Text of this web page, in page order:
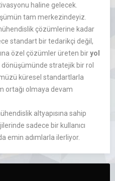
haline gelecek.
tam merkezindeyiz.
çözümlerine kadar
standart bir tedarikçi değil,
özel çözümler üreten biryol
dönüşümünde stratejik bir rol
küresel standartlarla
ortağı olmaya devam
altyapısına sahip
sadece bir kullanıcı
emin adımlarla ilerliyor.